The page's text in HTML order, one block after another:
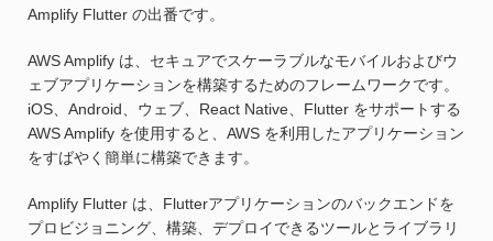
Amplify Flutter の出番です。
AWS Amplify は、セキュアでスケーラブルなモバイルおよびウ
ェブアプリケーションを構築するためのフレームワークです。
iOS、Android、ウェブ、React Native、Flutter をサポートする
AWS Amplify を使用すると、AWS を利用したアプリケーション
をすばやく簡単に構築できます。
Amplify Flutter は、Flutterアプリケーションのバックエンドを
プロビジョニング、構築、デプロイできるツールとライブラリ